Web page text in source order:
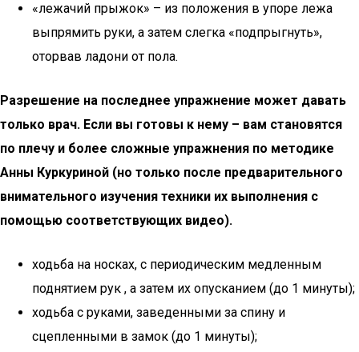
«лежачий прыжок» – из положения в упоре лежа
выпрямить руки, а затем слегка «подпрыгнуть»,
оторвав ладони от пола.
Разрешение на последнее упражнение может давать
только врач. Если вы готовы к нему – вам становятся
по плечу и более сложные упражнения по методике
Анны Куркуриной (но только после предварительного
внимательного изучения техники их выполнения с
помощью соответствующих видео).
ходьба на носках, с периодическим медленным
поднятием рук , а затем их опусканием (до 1 минуты);
ходьба с руками, заведенными за спину и
сцепленными в замок (до 1 минуты);